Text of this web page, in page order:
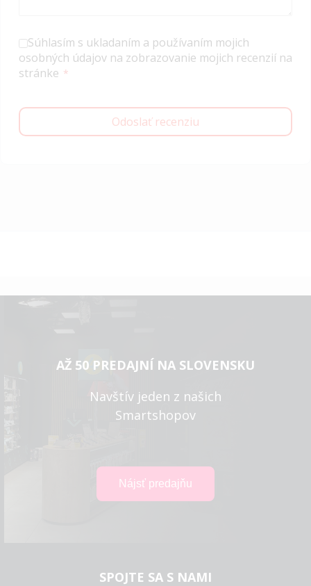
Súhlasím s ukladaním a používaním mojich
osobných údajov na zobrazovanie mojich recenzií na
stránke
Odoslať recenziu
AŽ 50 PREDAJNÍ NA SLOVENSKU
Navštív jeden z našich
Smartshopov
SPOJTE SA S NAMI